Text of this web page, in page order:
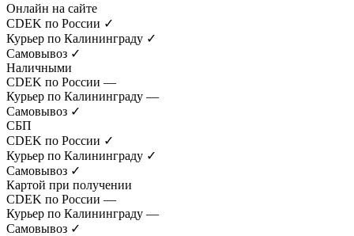
Онлайн на сайте
CDEK по России ✓
Курьер по Калининграду ✓
Самовывоз ✓
Наличными
CDEK по России —
Курьер по Калининграду —
Самовывоз ✓
СБП
CDEK по России ✓
Курьер по Калининграду ✓
Самовывоз ✓
Картой при получении
CDEK по России —
Курьер по Калининграду —
Самовывоз ✓